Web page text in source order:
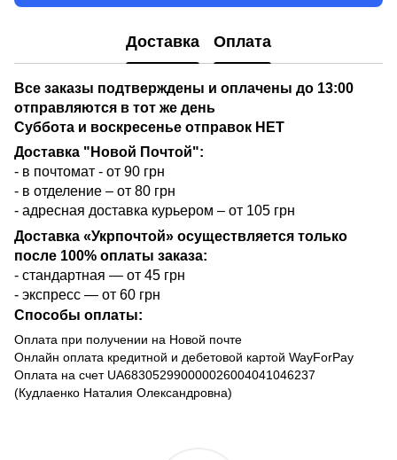
Доставка Оплата
Все заказы подтверждены и оплачены до 13:00
отправляются в тот же день
Суббота и воскресенье отправок НЕТ
Доставка "Новой Почтой":
- в почтомат - от 90 грн
- в отделение – от 80 грн
- адресная доставка курьером – от 105 грн
Доставка «Укрпочтой» осуществляется только
после 100% оплаты заказа:
- стандартная — от 45 грн
- экспресс — от 60 грн
Способы оплаты:
Оплата при получении на Новой почте
Онлайн оплата кредитной и дебетовой картой WayForPay
Оплата на счет UA683052990000026004041046237
(Кудлаенко Наталия Олександровна)